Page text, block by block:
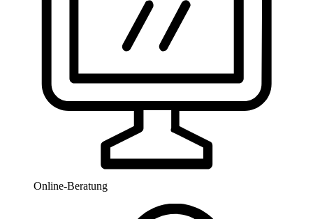
Online-Beratung